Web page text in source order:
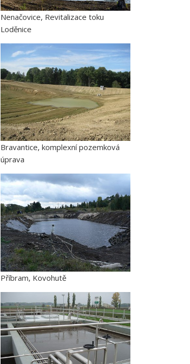
Nenačovice, Revitalizace toku
Loděnice
Bravantice, komplexní pozemková
úprava
Příbram, Kovohutě